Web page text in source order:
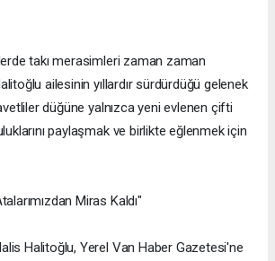
takı merasimleri zaman zaman
ailesinin yıllardır sürdürdüğü gelenek
düğüne yalnızca yeni evlenen çifti
paylaşmak ve birlikte eğlenmek için
Miras Kaldı"
Halitoğlu, Yerel Van Haber Gazetesi'ne